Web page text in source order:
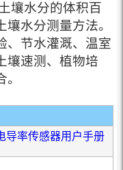
壤水分的体积百
水分测量方法。
、节水灌溉、温室
壤速测、植物培
导率传感器用户手册